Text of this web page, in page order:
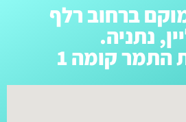
ברחוב רלף
נתניה.
התמר קומה 1